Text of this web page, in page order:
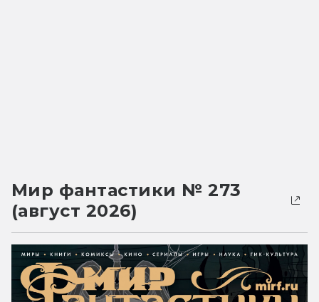
Мир фантастики № 273
(август 2026)